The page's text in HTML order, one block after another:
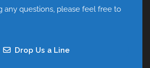
any questions, please feel free to
Drop Us a Line